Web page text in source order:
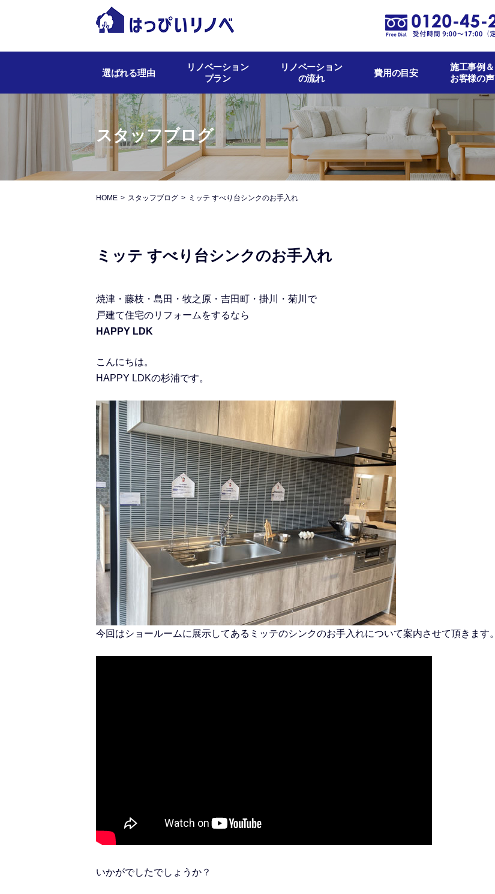
選ばれる理由
リノベーション
プラン
リノベーション
の流れ
費用の目安
施工事例＆
お客様の声
スタッフブログ
HOME スタッフブログ ミッテ すべり台シンクのお手入れ
ミッテ すべり台シンクのお手入れ
焼津・藤枝・島田・牧之原・吉田町・掛川・菊川で
戸建て住宅のリフォームをするなら
HAPPY LDK
こんにちは。
HAPPY LDKの杉浦です。
今回はショールームに展示してあるミッテのシンクのお手入れについて案内させて頂きます。
いかがでしたでしょうか？